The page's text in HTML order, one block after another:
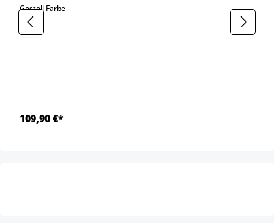
Gestell Farbeauswählen
109,90 €*